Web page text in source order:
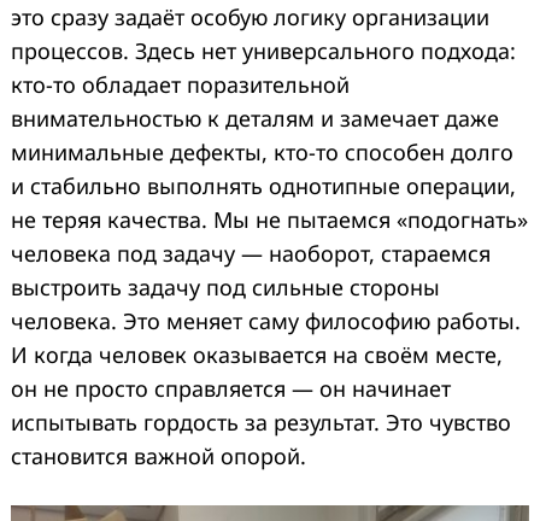
это сразу задаёт особую логику организации
процессов. Здесь нет универсального подхода:
кто-то обладает поразительной
внимательностью к деталям и замечает даже
минимальные дефекты, кто-то способен долго
и стабильно выполнять однотипные операции,
не теряя качества. Мы не пытаемся «подогнать»
человека под задачу — наоборот, стараемся
выстроить задачу под сильные стороны
человека. Это меняет саму философию работы.
И когда человек оказывается на своём месте,
он не просто справляется — он начинает
испытывать гордость за результат. Это чувство
становится важной опорой.